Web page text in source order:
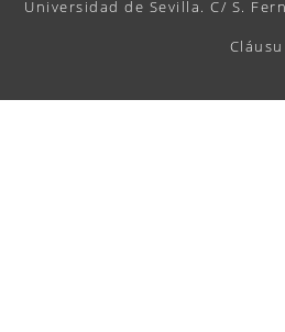
Universidad de Sevilla. C/ S.